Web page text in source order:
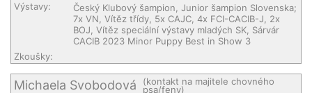
Výstavy:
Český Klubový šampion, Junior šampion Slovenska;
7x VN, Vítěz třídy, 5x CAJC, 4x FCI-CACIB-J, 2x
BOJ, Vítěz speciální výstavy mladých SK, Sárvár
CACIB 2023 Minor Puppy Best in Show 3
Zkoušky:
Michaela Svobodová (kontakt na majitele chovného
psa/feny)